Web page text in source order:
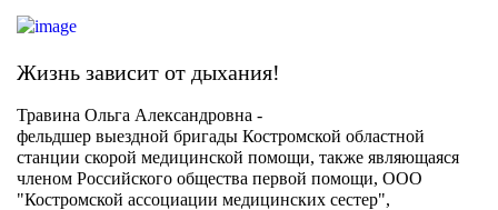
Жизнь зависит от дыхания!
Травина Ольга Александровна -
фельдшер выездной бригады Костромской областной
станции скорой медицинской помощи, также являющаяся
членом Российского общества первой помощи, ООО
"Костромской ассоциации медицинских сестер",